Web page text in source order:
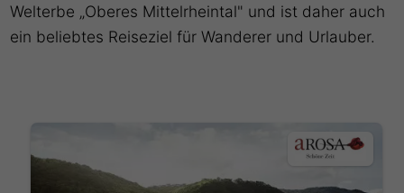
Welterbe „Oberes Mittelrheintal" und ist daher auch
ein beliebtes Reiseziel für Wanderer und Urlauber.